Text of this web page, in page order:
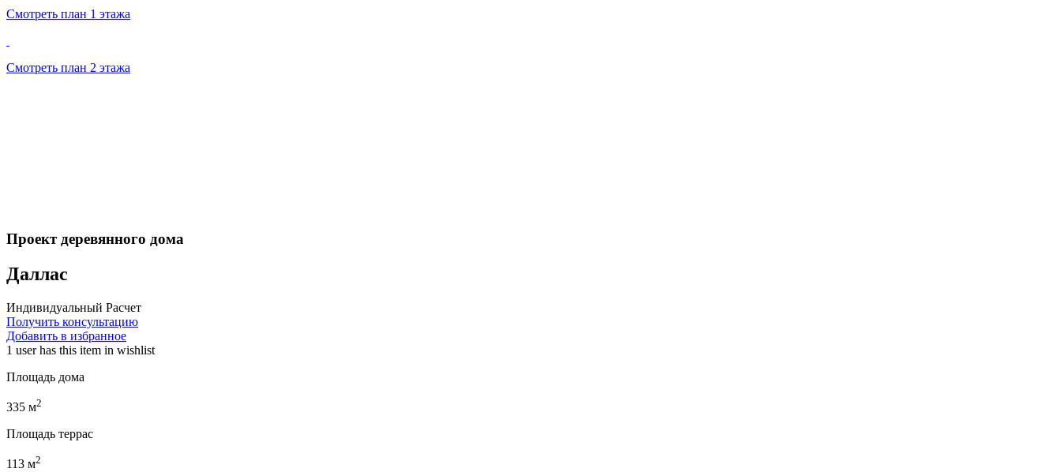
Смотреть план 1 этажа
Смотреть план 2 этажа
Проект деревянного дома
Даллас
Индивидуальный Расчет
Получить консультацию
Добавить в избранное
1 userhas this item in wishlist
Площадь дома
335 м2
Площадь террас
113 м2